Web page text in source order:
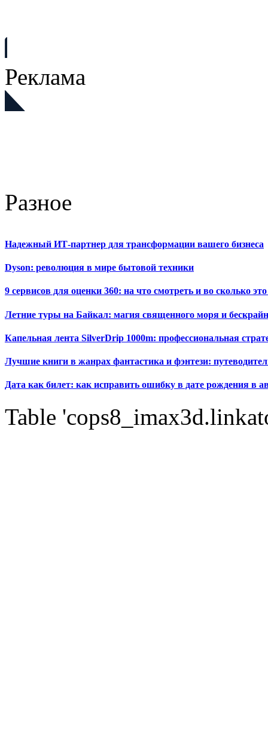
Реклама
Разное
Надежный ИТ-партнер для трансформации вашего бизнеса
Dyson: революция в мире бытовой техники
9 сервисов для оценки 360: на что смотреть и во сколько это
Летние туры на Байкал: магия священного моря и
Капельная лента SilverDrip 1000m: профессиональная
Лучшие книги в жанрах фантастика и фэнтези:
Дата как билет: как исправить ошибку в дате рождения в
Table